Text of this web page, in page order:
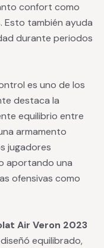
confort como
también ayuda
durante periodos
es uno de los
destaca la
equilibrio entre
armamento
jugadores
aportando una
ofensivas como
Air Veron 2023
equilibrado,